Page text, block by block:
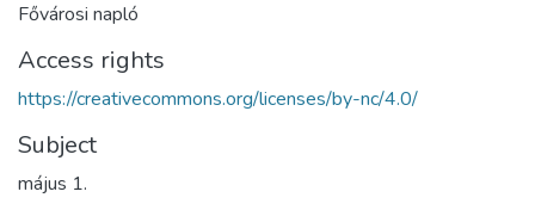
Fővárosi napló
Access rights
https://creativecommons.org/licenses/by-nc/4.0/
Subject
május 1.